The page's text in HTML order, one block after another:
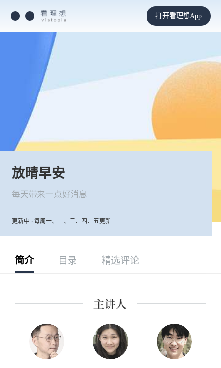
打开看理想App
放晴早安
每天带来一点好消息
更新中 · 每周一、二、三、四、五更新
简介 目录 精选评论